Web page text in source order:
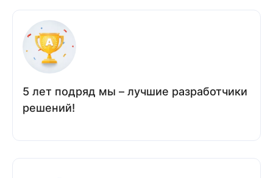
5 лет подряд мы – лучшие разработчики
решений!